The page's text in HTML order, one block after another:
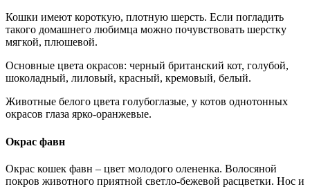
Кошки имеют короткую, плотную шерсть. Если погладить
такого домашнего любимца можно почувствовать шерстку
мягкой, плюшевой.
Основные цвета окрасов: черный британский кот, голубой,
шоколадный, лиловый, красный, кремовый, белый.
Животные белого цвета голубоглазые, у котов однотонных
окрасов глаза ярко-оранжевые.
Окрас фавн
Окрас кошек фавн – цвет молодого олененка. Волосяной
покров животного приятной светло-бежевой расцветки. Нос и